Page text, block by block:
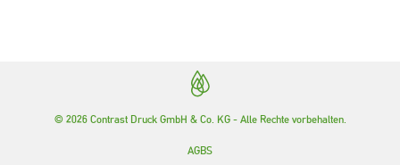
© 2026 Contrast Druck GmbH & Co. KG - Alle Rechte vorbehalten.
AGBS